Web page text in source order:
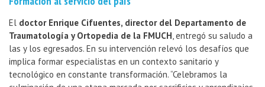
El doctor Enrique Cifuentes, director del Departamento de
Traumatología y Ortopedia de la FMUCH, entregó su saludo a
las y los egresados. En su intervención relevó los desafíos que
implica formar especialistas en un contexto sanitario y
tecnológico en constante transformación. “Celebramos la